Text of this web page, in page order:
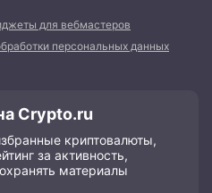
для вебмастеров
персональных данных
Crypto.ru
криптовалюты,
за активность,
материалы